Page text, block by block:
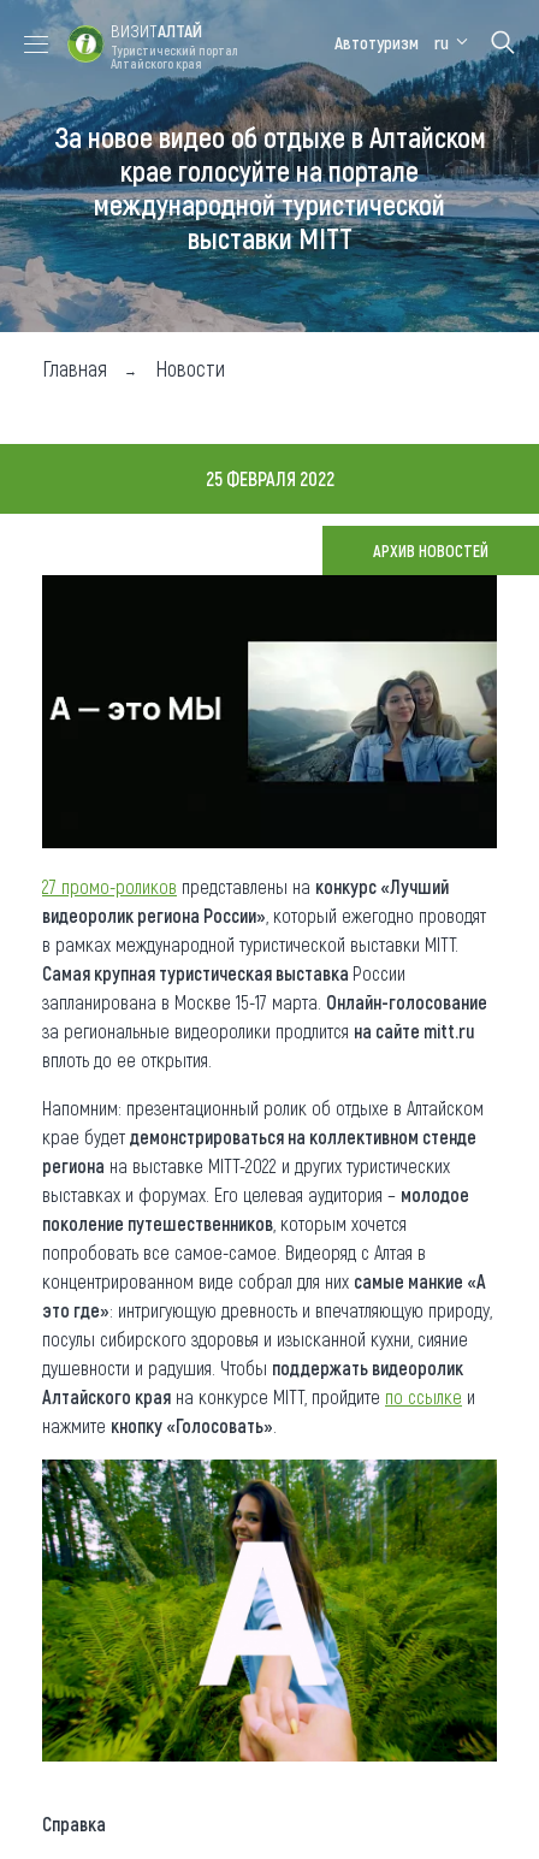
Форум VISIT
ALTAI
Цветение
маральника
Медицинский
форум
Алтайская
зимовка
Туры
Где побывать
Чем заняться
Где остановиться
Что привезти (сувениры)
Коллекция впечатлений
ВИЗИТАЛТАЙ
Туристический портал
Алтайского края
Автотуризм ru
За новое видео об отдыхе в Алтайском
крае голосуйте на портале
международной туристической
выставки MITT
Главная Новости
25 ФЕВРАЛЯ 2022
АРХИВ НОВОСТЕЙ
27 промо-роликов представлены на конкурс «Лучший
видеоролик региона России» , который ежегодно проводят
в рамках международной туристической выставки MITT.
Самая крупная туристическая выставка России
запланирована в Москве 15-17 марта. Онлайн-голосование
за региональные видеоролики продлится на сайте mitt.ru
вплоть до ее открытия.
Напомним: презентационный ролик об отдыхе в Алтайском
крае будет демонстрироваться на коллективном стенде
региона на выставке MITT-2022 и других туристических
выставках и форумах. Его целевая аудитория – молодое
поколение путешественников , которым хочется
попробовать все самое-самое. Видеоряд с Алтая в
концентрированном виде собрал для них самые манкие «А
это где»: интригующую древность и впечатляющую природу,
посулы сибирского здоровья и изысканной кухни, сияние
душевности и радушия. Чтобы поддержать видеоролик
Алтайского края на конкурсе MITT, пройдите по ссылке и
нажмите кнопку «Голосовать»
Справка